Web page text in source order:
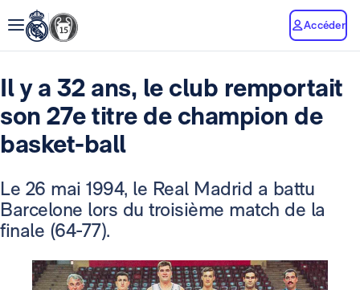
Accéder
Il y a 32 ans, le club remportait
son 27e titre de champion de
basket-ball
Le 26 mai 1994, le Real Madrid a battu
Barcelone lors du troisième match de la
finale (64-77).